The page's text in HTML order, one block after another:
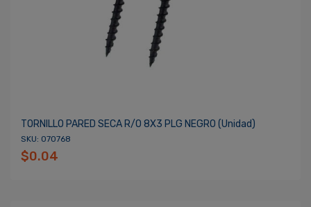
TORNILLO PARED SECA R/O 8X3 PLG NEGRO (unidad)
SKU: 070768
$0.04